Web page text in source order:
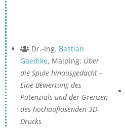
Dr.-Ing. Bastian
Gaedike, Malping: Über
die Spule hinausgedacht –
Eine Bewertung des
Potenzials und der Grenzen
des hochauflösenden 3D-
Drucks